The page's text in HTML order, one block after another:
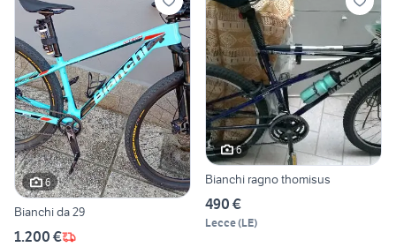
6
Bianchi da 29
1.200 €
6
Bianchi ragno thomisus
490 €
Lecce(LE)